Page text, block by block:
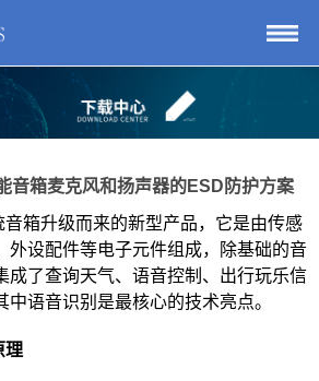
音箱麦克风和扬声器的ESD防护方案
箱升级而来的新型产品，它是由传感
外设配件等电子元件组成，除基础的音
成了查询天气、语音控制、出行玩乐信
语音识别是最核心的技术亮点。
理